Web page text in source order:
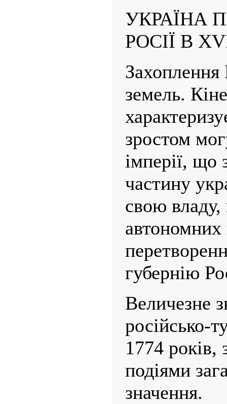
УКРАЇНА
РОСІЇ В
Захоплення
земель.
зростом
імперії, що
частину
свою
автономних
губернію
Величезне
російсько-
1774 років,
подіями
значення.